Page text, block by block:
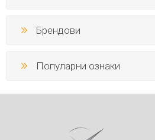
Брендови
Популарни ознаки